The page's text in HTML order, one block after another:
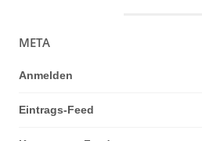
META
Anmelden
Eintrags-Feed